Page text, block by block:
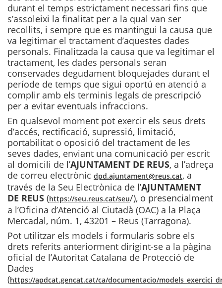
durant el temps estrictament necessari fins que
s’assoleixi la finalitat per a la qual van ser
recollits, i sempre que es mantingui la causa que
va legitimar el tractament d’aquestes dades
personals. Finalitzada la causa que va legitimar el
tractament, les dades personals seran
conservades degudament bloquejades durant el
període de temps que sigui oportú en atenció a
complir amb els terminis legals de prescripció
per a evitar eventuals infraccions.
En qualsevol moment pot exercir els seus drets
d’accés, rectificació, supressió, limitació,
portabilitat o oposició del tractament de les
seves dades, enviant una comunicació per escrit
al domicili de l’AJUNTAMENT DE REUS, a l’adreça
de correu electrònic dpd.ajuntament@reus.cat, a
través de la Seu Electrònica de l’AJUNTAMENT
DE REUS (https://seu.reus.cat/seu/), o presencialment
a l’Oficina d’Atenció al Ciutadà (OAC) a la Plaça
Mercadal, núm. 1, 43201 – Reus (Tarragona).
Pot utilitzar els models i formularis sobre els
drets referits anteriorment dirigint-se a la pàgina
oficial de l’Autoritat Catalana de Protecció de
Dades
(https://apdcat.gencat.cat/ca/documentacio/